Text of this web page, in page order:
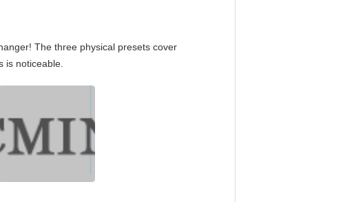
The three physical presets cover
is noticeable.